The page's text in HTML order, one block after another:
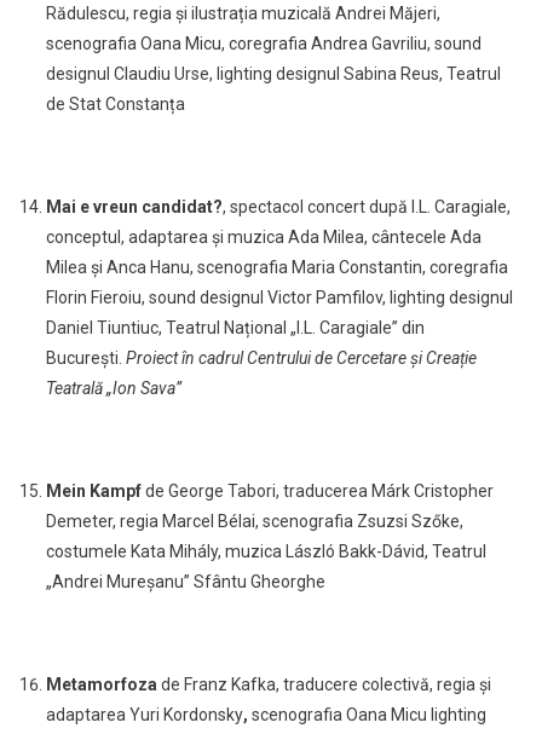
Rădulescu, regia și ilustrația muzicală Andrei Măjeri,
scenografia Oana Micu, coregrafia Andrea Gavriliu, sound
designul Claudiu Urse, lighting designul Sabina Reus, Teatrul
de Stat Constanța
Mai e vreun candidat?, spectacol concert după I.L. Caragiale,
conceptul, adaptarea și muzica Ada Milea, cântecele Ada
Milea și Anca Hanu, scenografia Maria Constantin, coregrafia
Florin Fieroiu, sound designul Victor Pamfilov, lighting designul
Daniel Tiuntiuc, Teatrul Național „I.L. Caragiale” din
București. Proiect în cadrul Centrului de Cercetare și Creație
Teatrală „Ion Sava”
Mein Kampfde George Tabori, traducerea Márk Cristopher
Demeter, regia Marcel Bélai, scenografia Zsuzsi Szőke,
costumele Kata Mihály, muzica László Bakk-Dávid, Teatrul
„Andrei Mureșanu” Sfântu Gheorghe
Metamorfozade Franz Kafka, traducere colectivă, regia și
adaptarea Yuri Kordonsky, scenografia Oana Micu lighting